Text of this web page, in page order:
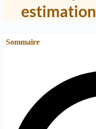
estimation
Sommaire